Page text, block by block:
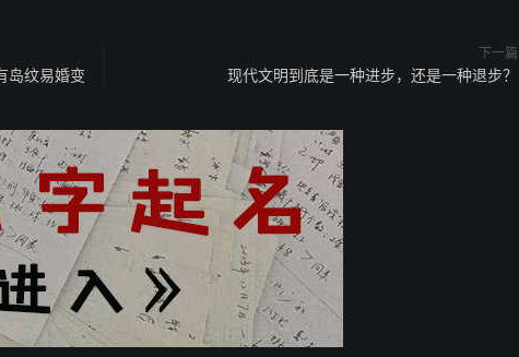
岛纹易婚变
下一篇
现代文明到底是一种进步，还是一种退步？